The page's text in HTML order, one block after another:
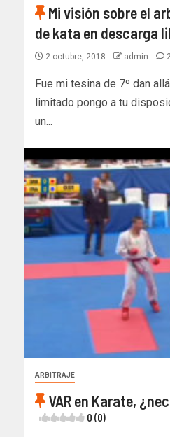
Mi visión sobre el
de kata en descarga
2 octubre, 2018 admin
Fue mi tesina de 7º dan
limitado pongo a tu
un...
ARBITRAJE
VAR en Karate,
0 (0)